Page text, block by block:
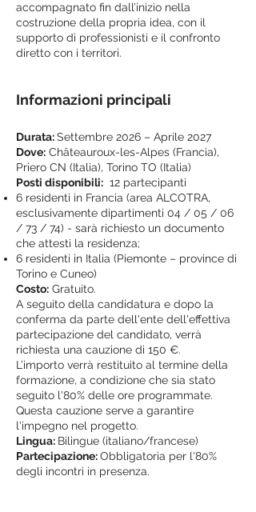
accompagnato fin dall’inizio nella
costruzione della propria idea, con il
supporto di professionisti e il confronto
diretto con i territori.
Informazioni principali
Durata:Settembre 2026 – Aprile 2027
Dove: Châteauroux-les-Alpes (Francia),
Priero CN (Italia), Torino TO (Italia)
Posti disponibili: 12 partecipanti
6 residenti in Francia (area ALCOTRA,
esclusivamente dipartimenti 04 / 05 / 06
/ 73 / 74) - sarà richiesto un documento
che attesti la residenza;
6 residenti in Italia (Piemonte – province di
Torino e Cuneo)
Costo: Gratuito.
A seguito della candidatura e dopo la
conferma da parte dell'ente dell'effettiva
partecipazione del candidato, verrà
richiesta una cauzione di 150 €.
L’importo verrà restituito al termine della
formazione, a condizione che sia stato
seguito l'80% delle ore programmate.
Questa cauzione serve a garantire
l'impegno nel progetto.
Lingua: Bilingue (italiano/francese)
Partecipazione:Obbligatoria per l'80%
degli incontri in presenza.